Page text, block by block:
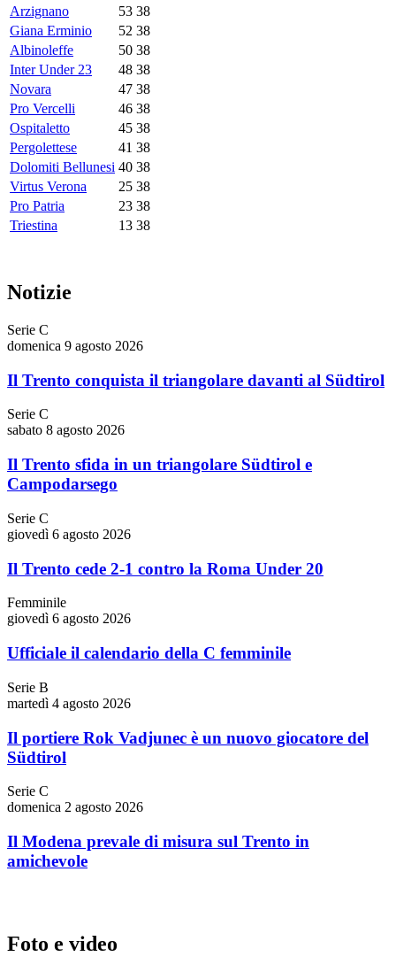
Arzignano 53 38
Giana Erminio
52 38
Albinoleffe
50 38
Inter Under 23
48 38
Novara
47 38
Pro Vercelli
46 38
Ospitaletto
45 38
Pergolettese
41 38
Dolomiti Bellunesi 40 38
Virtus Verona
25 38
Pro Patria
23 38
Triestina
13 38
Notizie
Serie C
domenica 9 agosto 2026
Il Trento conquista il triangolare davanti al Südtirol
Serie C
sabato 8 agosto 2026
Il Trento sfida in un triangolare Südtirol e
Campodarsego
Serie C
giovedì 6 agosto 2026
Il Trento cede 2-1 contro la Roma Under 20
Femminile
giovedì 6 agosto 2026
Ufficiale il calendario della C femminile
Serie B
martedì 4 agosto 2026
Il portiere Rok Vadjunec è un nuovo giocatore del
Südtirol
Serie C
domenica 2 agosto 2026
Il Modena prevale di misura sul Trento in
amichevole
Foto e video